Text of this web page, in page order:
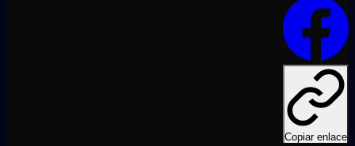
Copiar enlace